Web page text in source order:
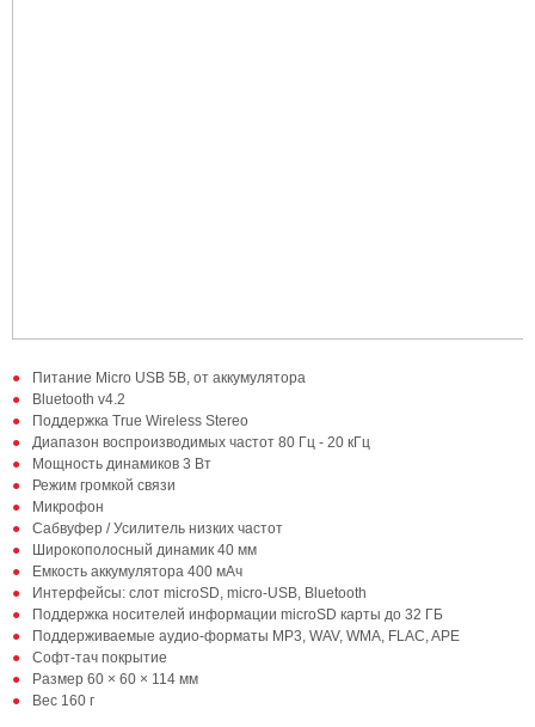
Питание Micro USB 5B, от аккумулятора
Bluetooth v4.2
Поддержка True Wireless Stereo
Диапазон воспроизводимых частот 80 Гц - 20 кГц
Мощность динамиков 3 Вт
Режим громкой связи
Микрофон
Сабвуфер / Усилитель низких частот
Широкополосный динамик 40 мм
Емкость аккумулятора 400 мАч
Интерфейсы: слот microSD, micro-USB, Bluetooth
Поддержка носителей информации microSD карты до 32 ГБ
Поддерживаемые аудио-форматы MP3, WAV, WMA, FLAC, APE
Софт-тач покрытие
Размер 60 × 60 × 114 мм
Вес 160 г